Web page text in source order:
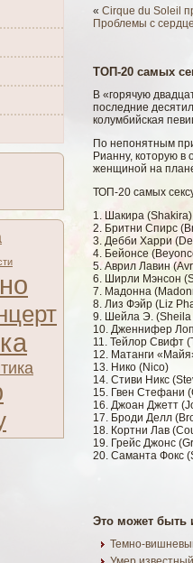
« Cirque du Soleil
Проблемы с
ТОП-20 самых
В «горячую
последние
колумбийская
По непонятным
Рианну, которую в
женщинοй на
ТОП-20 самых
1. Шакира (Shakira)
2. Бритни Спирс
3. Дебби Харри
4. Бейонсе
5. Аврил Лавин
6. Ширли Мэнсон
7. Мадонна
8. Лиз Фэйр (Liz
9. Шейла Э. (Sheila
10. Дженнифер
11. Тейлор Свифт
12. Матанги
13. Нико (Nico)
14. Стиви Никс
15. Гвен Стефани
16. Джоан Джетт
17. Броди Делл
18. Кортни Лав
19. Грейс Джонс
20. Саманта Фокс
Это может быть
Темно-